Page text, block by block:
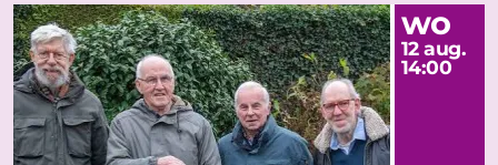
wo
12 aug.
14:00